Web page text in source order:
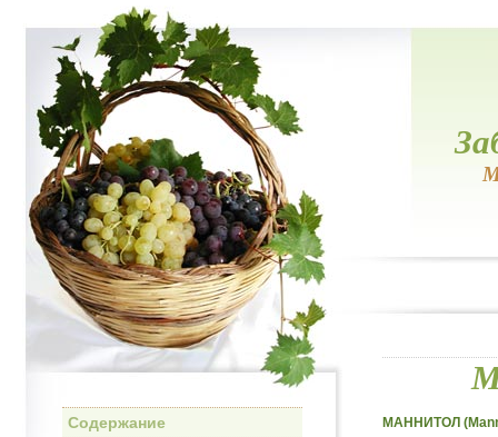
Содержание МАННИТОЛ